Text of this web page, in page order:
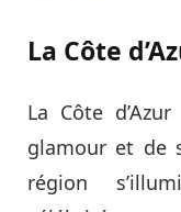
La Côte
La Côte
glamour et de
région